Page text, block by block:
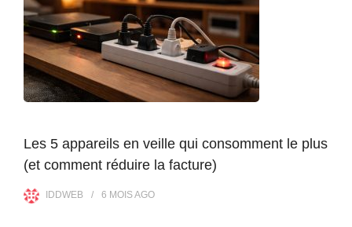
Les 5 appareils en veille qui consomment le plus
(et comment réduire la facture)
IDDWEB 6 MOISAGO